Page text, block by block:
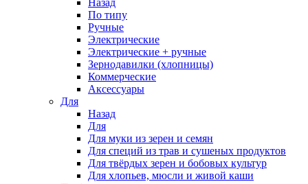
Назад
По типу
Ручные
Электрические
Электрические + ручные
Зернодавилки (хлопницы)
Коммерческие
Аксессуары
Для
Назад
Для
Для муки из зерен и семян
Для специй из трав и сушеных продуктов
Для твёрдых зерен и бобовых культур
Для хлопьев, мюсли и живой каши